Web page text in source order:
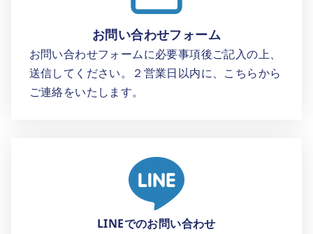
お問い合わせフォーム
お問い合わせフォームに必要事項後ご記入の上、
送信してください。２営業日以内に、こちらから
ご連絡をいたします。
LINEでのお問い合わせ